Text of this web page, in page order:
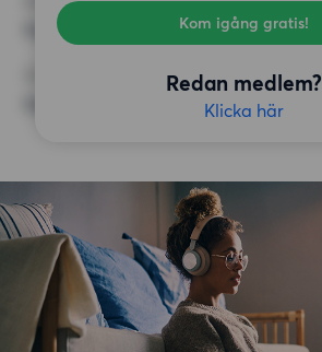
Kom igång gratis!
Redan medlem?
Klicka här
Inga speciella krav
ÖVRIGA PREFERENSER
Inga speciella preferenser